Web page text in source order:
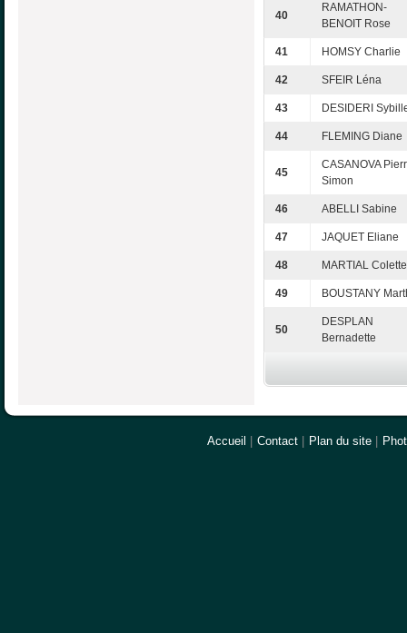
40
RAMATHON-
BENOIT Rose
41 HOMSY Charlie
42 SFEIR Léna
43 DESIDERI
44 FLEMING Diane
45
CASANOVA
Simon
46 ABELLI Sabine
47 JAQUET Eliane
48 MARTIAL Colette
49 BOUSTANY
50
DESPLAN
Bernadette
Accueil Contact Plan du site